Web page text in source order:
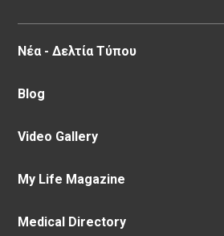
Νέα - Δελτία Τύπου
Blog
Video Gallery
My Life Magazine
Medical Directory